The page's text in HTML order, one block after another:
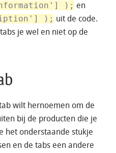
); en
); uit de code.
je wel en niet op de
wilt hernoemen om de
bij de producten die je
het onderstaande stukje
en de tabs een andere